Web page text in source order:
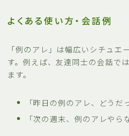
よくある使い方・会話例
「例のアレ」は幅広いシチュエ
す。例えば、友達同士の会話で
ます。
「昨日の例のアレ、どうだ
「次の週末、例のアレやら